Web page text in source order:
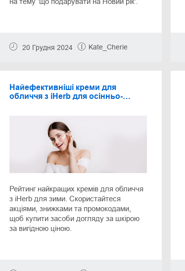
20 Грудня 2024 Kate_Cherie
Найефективніші креми для
обличчя з iHerb для осінньо-
Рейтинг найкращих кремів для обличчя
з iHerb для зими. Скористайтеся
акціями, знижками та промокодами,
щоб купити засоби догляду за шкірою
за вигідною ціною.